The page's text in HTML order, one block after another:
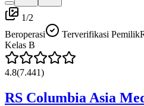
1/2
Beroperasi
Terverifikasi Pemilik
Kelas B
4.8(7.441)
RS Columbia Asia